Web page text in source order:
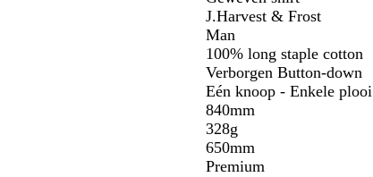
J.Harvest & Frost
Man
100% long staple cotton
Verborgen Button-down
Eén knoop - Enkele plooi
840mm
328g
650mm
Premium